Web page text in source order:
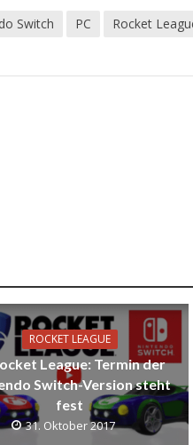
Switch PC Rocket
ROCKET LEAGUE
League: Termin der
Switch-Version steht
fest
31. Oktober 2017